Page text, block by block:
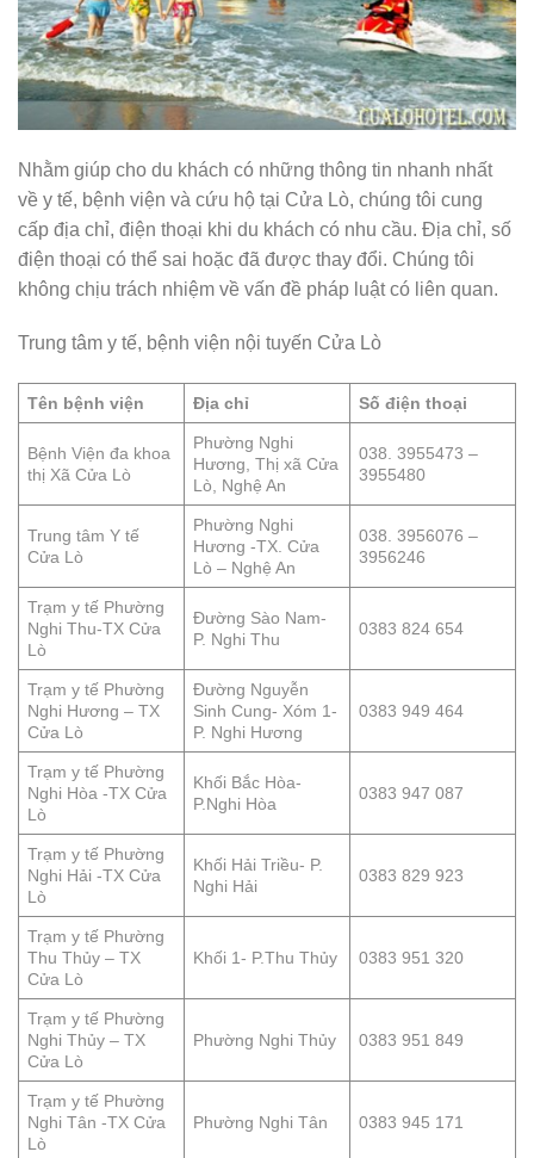
Nhằm giúp cho du khách có những thông tin nhanh nhất
về y tế, bệnh viện và cứu hộ tại Cửa Lò, chúng tôi cung
cấp địa chỉ, điện thoại khi du khách có nhu cầu. Địa chỉ, số
điện thoại có thể sai hoặc đã được thay đổi. Chúng tôi
không chịu trách nhiệm về vấn đề pháp luật có liên quan.
Trung tâm y tế, bệnh viện nội tuyến Cửa Lò
Tên bệnh viện Địa chỉ Số điện thoại
Bệnh Viện đa khoa
thị Xã Cửa Lò
Phường Nghi
Hương, Thị xã Cửa
Lò, Nghệ An
038. 3955473 –
3955480
Trung tâm Y tế
Cửa Lò
Phường Nghi
Hương -TX. Cửa
Lò – Nghệ An
038. 3956076 –
3956246
Trạm y tế Phường
Nghi Thu-TX Cửa
Lò
Đường Sào Nam-
P. Nghi Thu
0383 824 654
Trạm y tế Phường
Nghi Hương – TX
Cửa Lò
Đường Nguyễn
Sinh Cung- Xóm 1-
P. Nghi Hương
0383 949 464
Trạm y tế Phường
Nghi Hòa -TX Cửa
Lò
Khối Bắc Hòa-
P.Nghi Hòa
0383 947 087
Trạm y tế Phường
Nghi Hải -TX Cửa
Lò
Khối Hải Triều- P.
Nghi Hải
0383 829 923
Trạm y tế Phường
Thu Thủy – TX
Cửa Lò
Khối 1- P.Thu Thủy 0383 951 320
Trạm y tế Phường
Nghi Thủy – TX
Cửa Lò
Phường Nghi Thủy 0383 951 849
Trạm y tế Phường
Nghi Tân -TX Cửa
Lò
Phường Nghi Tân 0383 945 171